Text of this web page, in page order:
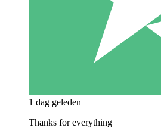
1 dag geleden
Thanks for everything